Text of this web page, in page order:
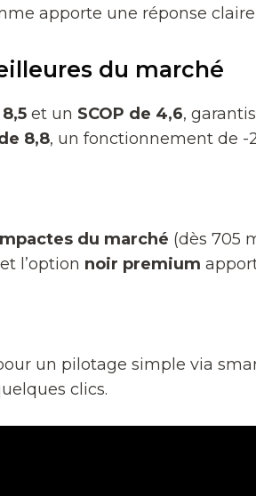
apporte une réponse
du marché
et un SCOP de 4,6,
8,8, un fonctionnement de -
du marché (dès 705
l’option noir premium
un pilotage simple via
clics.